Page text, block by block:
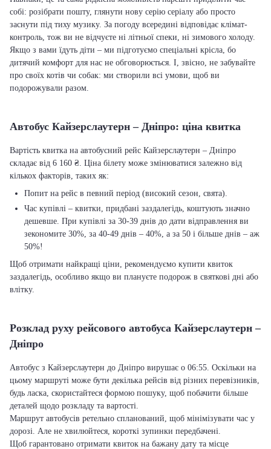
собі: розібрати пошту, глянути нову серію серіалу або просто
заснути під тиху музику. За погоду всередині відповідає клімат-
контроль, тож ви не відчуєте ні літньої спеки, ні зимового холоду.
Якщо з вами їдуть діти – ми підготуємо спеціальні крісла, бо
дитячий комфорт для нас не обговорюється. І, звісно, не забувайте
про своїх котів чи собак: ми створили всі умови, щоб ви
подорожували разом.
Автобус Кайзерслаутерн – Дніпро: ціна квитка
Вартість квитка на автобусний рейс Кайзерслаутерн – Дніпро
складає від 6 160 ₴. Ціна білету може змінюватися залежно від
кількох факторів, таких як:
Попит на рейс в певний період (високий сезон, свята).
Час купівлі – квитки, придбані заздалегідь, коштують значно
дешевше. При купівлі за 30-39 днів до дати відправлення ви
зекономите 30%, за 40-49 днів – 40%, а за 50 і більше днів – аж
50%!
Щоб отримати найкращі ціни, рекомендуємо купити квиток
заздалегідь, особливо якщо ви плануєте подорож в святкові дні або
влітку.
Розклад руху рейсового автобуса Кайзерслаутерн –
Дніпро
Автобус з Кайзерслаутерн до Дніпро вирушає о 06:55. Оскільки на
цьому маршруті може бути декілька рейсів від різних перевізників,
будь ласка, скористайтеся формою пошуку, щоб побачити більше
деталей щодо розкладу та вартості.
Маршрут автобусів ретельно спланований, щоб мінімізувати час у
дорозі. Але не хвилюйтеся, короткі зупинки передбачені.
Щоб гарантовано отримати квиток на бажану дату та місце